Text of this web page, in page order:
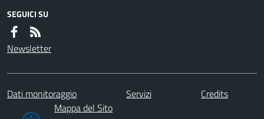
SEGUICI SU
Newsletter
Dati monitoraggio Servizi
Credits
Mappa del Sito